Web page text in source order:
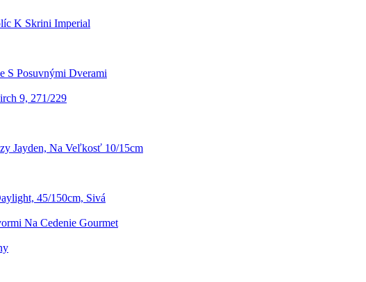
K Skrini Imperial
S Posuvnými Dverami
9, 271/229
Jayden, Na Veľkosť 10/15cm
45/150cm, Sivá
Na Cedenie Gourmet